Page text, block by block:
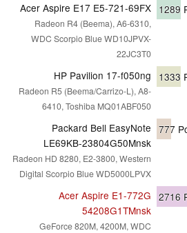
Acer Aspire E17 E5-721-69FX
Radeon R4 (Beema), A6-6310,
WDC Scorpio Blue WD10JPVX-
22JC3T0
1289
HP Pavilion 17-f050ng
Radeon R5 (Beema/Carrizo-L), A8-
6410, Toshiba MQ01ABF050
1333
Packard Bell EasyNote
LE69KB-23804G50Mnsk
Radeon HD 8280, E2-3800, Western
Digital Scorpio Blue WD5000LPVX
777
Acer Aspire E1-772G
54208G1TMnsk
GeForce 820M, 4200M, WDC
2716